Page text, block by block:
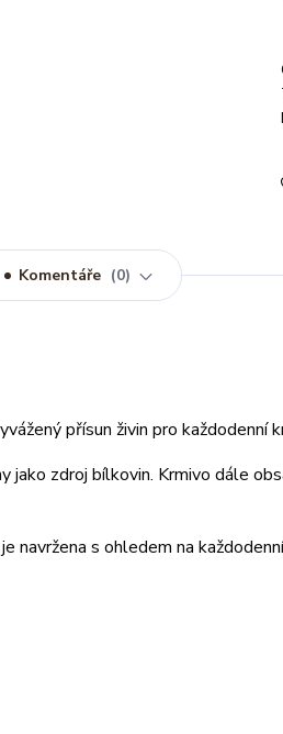
Komentáře 0
přísun živin pro každodenní
zdroj bílkovin. Krmivo dále
navržena s ohledem na